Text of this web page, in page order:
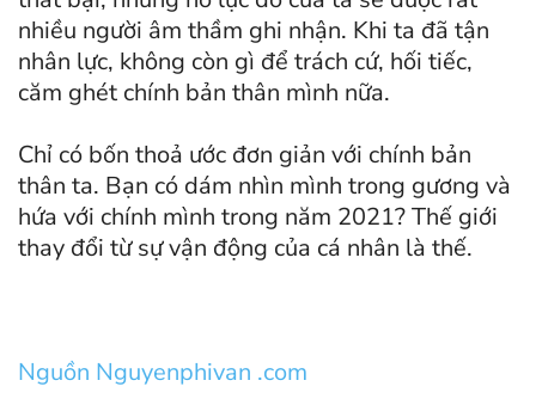
nhiều người âm thầm ghi nhận. Khi ta đã tận
nhân lực, không còn gì để trách cứ, hối tiếc,
căm ghét chính bản thân mình nữa.
Chỉ có bốn thoả ước đơn giản với chính bản
thân ta. Bạn có dám nhìn mình trong gương và
hứa với chính mình trong năm 2021? Thế giới
thay đổi từ sự vận động của cá nhân là thế.
Nguồn Nguyenphivan .com